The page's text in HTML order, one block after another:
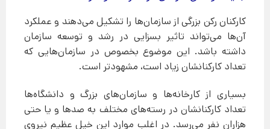
کارکنان رکن بزرگی از سازمان‌ها را تشکیل می‌دهند و عملکرد
آن‌ها می‌تواند تاثیر بسزایی در رشد و توسعه سازمان
داشته باشد. این موضوع بخصوص در سازمان‌هایی که
تعداد کارکنانشان زیاد است، مشهودتر است.
بسیاری از کارخانه‌ها و سازمان‌های بزرگ و دانشگاه‌ها
تعداد کارکنانشان در رسته‌های مختلف به صدها و یا حتی
هزاران نفر می‌رسد. در اغلب موارد این خیل عظیم نیروی